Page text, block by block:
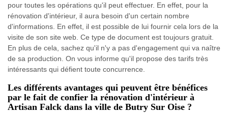
pour toutes les opérations qu'il peut effectuer. En effet, pour la
rénovation d'intérieur, il aura besoin d'un certain nombre
d'informations. En effet, il est possible de lui fournir cela lors de la
visite de son site web. Ce type de document est toujours gratuit.
En plus de cela, sachez qu'il n'y a pas d'engagement qui va naître
de sa production. On vous informe qu'il propose des tarifs très
intéressants qui défient toute concurrence.
Les différents avantages qui peuvent être bénéfices
par le fait de confier la rénovation d'intérieur à
Artisan Falck dans la ville de Butry Sur Oise ?